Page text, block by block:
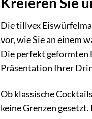
Die tillvex
vor, wie Sie an einem
Die perfekt geformten
Präsentation Ihrer
Ob klassische
keine Grenzen